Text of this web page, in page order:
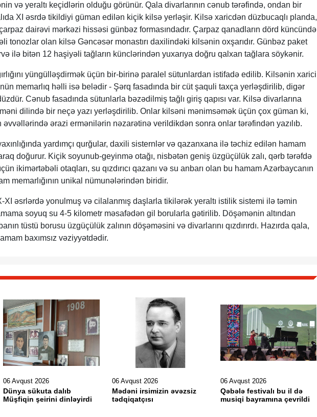
və yeraltı keçidlərin olduğu görünür. Qala divarlarının cənub tərəfində, ondan bir
XI əsrdə tikildiyi güman edilən kiçik kilsə yerləşir. Kilsə xaricdən düzbucaqlı planda,
dairəvi mərkəzi hissəsi günbəz formasındadır. Çarpaz qanadların dörd küncündə
tonozlar olan kilsə Gəncəsər monastırı daxilindəki kilsənin oxşarıdır. Günbəz paket
ilə bitən 12 haşiyəli tağların künclərindən yuxarıya doğru qalxan tağlara söykənir.
yüngülləşdirmək üçün bir-birinə paralel sütunlardan istifadə edilib. Kilsənin xarici
memarlıq həlli isə belədir - Şərq fasadında bir cüt şaquli taxça yerləşdirilib, digər
Cənub fasadında sütunlarla bəzədilmiş tağlı giriş qapısı var. Kilsə divarlarına
dilində bir neçə yazı yerləşdirilib. Onlar kilsəni mənimsəmək üçün çox güman ki,
əvvəllərində ərazi ermənilərin nəzarətinə verildikdən sonra onlar tərəfindən yazılıb.
yardımçı qurğular, daxili sisternlər və qazanxana ilə təchiz edilən hamam
doğurur. Kiçik soyunub-geyinmə otağı, nisbətən geniş üzgüçülük zalı, qərb tərəfdə
ikimərtəbəli otaqları, su qızdırıcı qazanı və su anbarı olan bu hamam Azərbaycanın
memarlığının unikal nümunələrindən biridir.
XI əsrlərdə yonulmuş və cilalanmış daşlarla tikilərək yeraltı istilik sistemi ilə təmin
soyuq su 4-5 kilometr məsafədən gil borularla gətirilib. Döşəmənin altından
tüstü borusu üzgüçülük zalının döşəməsini və divarlarını qızdırırdı. Hazırda qala,
baxımsız vəziyyətdədir.
06 Avqust 2026
Dünya sükuta dalıb
Müşfiqin şeirini dinləyirdi
06 Avqust 2026
Mədəni irsimizin əvəzsiz
tədqiqatçısı
06 Avqust 2026
Qəbələ festivalı bu il də
musiqi bayramına çevrildi